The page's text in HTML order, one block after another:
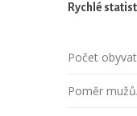
Rychlé
Počet
Poměr